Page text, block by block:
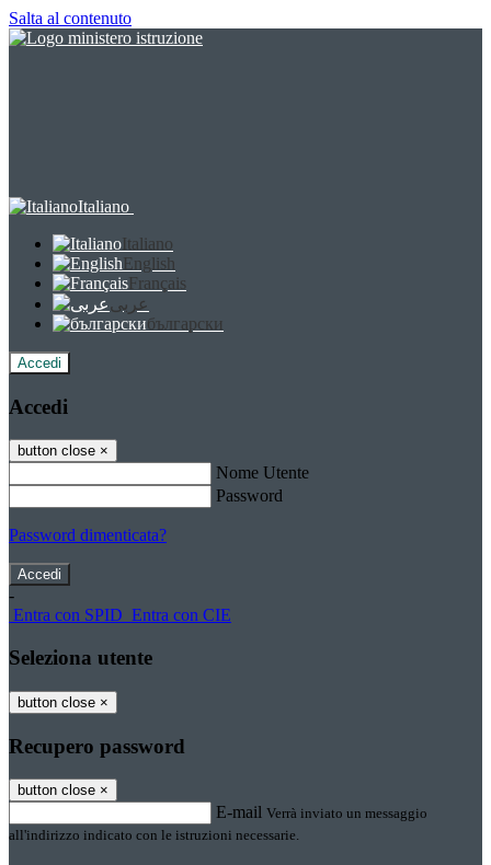
Salta al contenuto
Italiano
Italiano
English
Français
عربى
български
Accedi
Accedi
button close ×
Nome Utente
Password
Password dimenticata?
-
Entra con SPID Entra con CIE
Seleziona utente
button close ×
Recupero password
button close ×
E-mail Verrà inviato un messaggio
all'indirizzo indicato con le istruzioni necessarie.